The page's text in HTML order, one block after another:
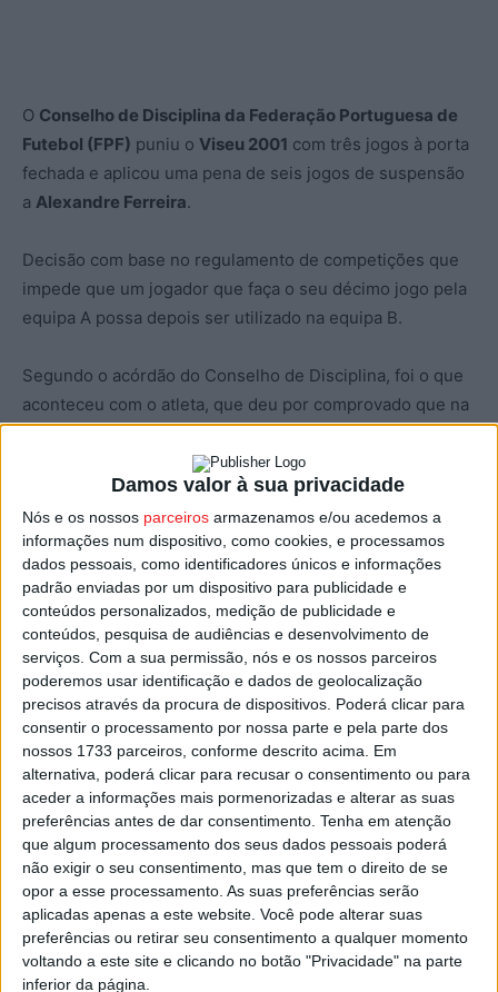
Damos valor à sua privacidade
Nós e os nossos parceiros armazenamos e/ou acedemos a
informações num dispositivo, como cookies, e processamos
dados pessoais, como identificadores únicos e informações
padrão enviadas por um dispositivo para publicidade e
conteúdos personalizados, medição de publicidade e
conteúdos, pesquisa de audiências e desenvolvimento de
serviços. Com a sua permissão, nós e os nossos parceiros
poderemos usar identificação e dados de geolocalização
precisos através da procura de dispositivos. Poderá clicar para
consentir o processamento por nossa parte e pela parte dos
nossos 1733 parceiros, conforme descrito acima. Em
alternativa, poderá clicar para recusar o consentimento ou para
aceder a informações mais pormenorizadas e alterar as suas
preferências antes de dar consentimento. Tenha em atenção
que algum processamento dos seus dados pessoais poderá
não exigir o seu consentimento, mas que tem o direito de se
opor a esse processamento. As suas preferências serão
aplicadas apenas a este website. Você pode alterar suas
preferências ou retirar seu consentimento a qualquer momento
voltando a este site e clicando no botão "Privacidade" na parte
inferior da página.
O Conselho de Disciplina da Federação Portuguesa de
Futebol (FPF) puniu o Viseu 2001 com três jogos à porta
fechada e aplicou uma pena de seis jogos de suspensão
a Alexandre Ferreira.
Decisão com base no regulamento de competições que
impede que um jogador que faça o seu décimo jogo pela
equipa A possa depois ser utilizado na equipa B.
Segundo o acórdão do Conselho de Disciplina, foi o que
aconteceu com o atleta, que deu por comprovado que na
época terá cumprido 11 partidas oficiais na equipa
principal – 10 na Liga e um na Taça de Portugal – e
utilizado pela equipa B em jogos do Campeonato
Nacional de Futsal da III Divisão, o que o regulamento não
permite.
OGigantes de Mangualdefez uma participação
disciplinar na FPF e o órgão federativo, a 18 de março
instaurou um processo disciplinar ao clube e ao atleta,
Alexandre Ferreira Lopes, que cinco dias depois seria
enviado para a Comissão de Instrução Disciplinar da FPF.
O processo teve agora um desfecho com a sanção
aplicada pelo Conselho de Disciplina, punindo o clube
com três jogos à porta fechada, mais três com pena
suspensa por seis meses, ainda multa de 1530 euros e
seis jogos de castigo para Alexandre Ferreira, com mais
seis de pensa suspensa por seis meses, por infração
disciplinar, penas que são passíveis de recurso para o
órgão superior, o Conselho de Justiça da FPF, e também